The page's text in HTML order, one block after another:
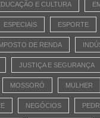
E CULTURA
ESPECIAIS ESPORTE
DE RENDA
JUSTIÇA E SEGURANÇA
MOSSORÓ MULHER
NEGÓCIOS